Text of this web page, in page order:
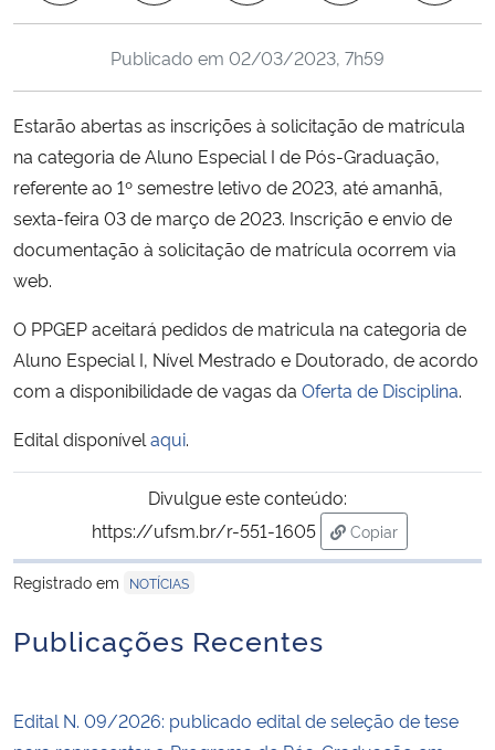
Ministério de Minas e Energia
Ministério da Ciência, Tecnologia, Inovações e Comunicações
Ministério do Meio Ambiente
Ministério do Desenvolvimento Regional
Gabinete de Segurança Institucional
Advocacia-Geral da União
Publicado em 02/03/2023, 7h59
Estarão abertas as inscrições à solicitação de matrícula
na categoria de Aluno Especial I de Pós-Graduação,
referente ao 1º semestre letivo de 2023, até amanhã,
sexta-feira 03 de março de 2023. Inscrição e envio de
documentação à solicitação de matrícula ocorrem via
web.
O PPGEP aceitará pedidos de matricula na categoria de
Aluno Especial I, Nível Mestrado e Doutorado, de acordo
com a disponibilidade de vagas da Oferta de Disciplina.
Edital disponível aqui.
Divulgue este conteúdo:
https://ufsm.br/r-551-1605
Copiar
para área de
Registrado em
NOTÍCIAS
Publicações Recentes
Edital N. 09/2026: publicado edital de seleção de tese